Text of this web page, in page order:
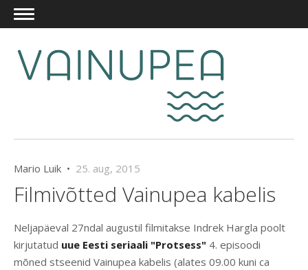
Mario Luik • 25. aug, 2015
Filmivõtted Vainupea kabelis
Neljapäeval 27ndal augustil filmitakse Indrek Hargla poolt
kirjutatud uue Eesti seriaali "Protsess" 4. episoodi
mõned stseenid Vainupea kabelis (alates 09.00 kuni ca